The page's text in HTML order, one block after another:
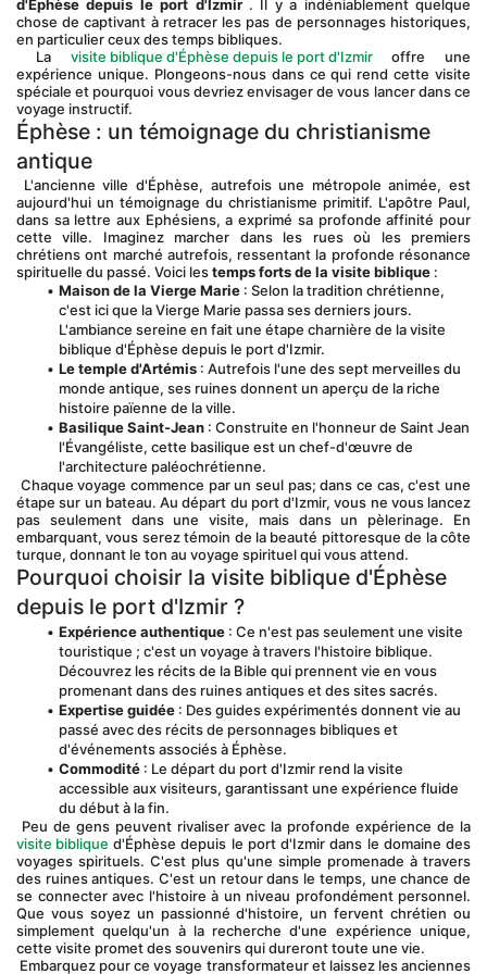
d'Ephèse depuis le port d'Izmir . Il y a indéniablement quelque
chose de captivant à retracer les pas de personnages historiques,
en particulier ceux des temps bibliques.
La visite biblique d'Éphèse depuis le port d'Izmir offre une
expérience unique. Plongeons-nous dans ce qui rend cette visite
spéciale et pourquoi vous devriez envisager de vous lancer dans ce
voyage instructif.
Éphèse : un témoignage du christianisme
antique
aujourd'hui un témoignage du christianisme primitif. L'apôtre Paul,
dans sa lettre aux Ephésiens, a exprimé sa profonde affinité pour
cette ville. Imaginez marcher dans les rues où les premiers
chrétiens ont marché autrefois, ressentant la profonde résonance
spirituelle du passé. Voici les temps forts de la visite biblique :
Maison de la Vierge Marie : Selon la tradition chrétienne,
c'est ici que la Vierge Marie passa ses derniers jours.
L'ambiance sereine en fait une étape charnière de la visite
biblique d'Éphèse depuis le port d'Izmir.
Le temple d'Artémis : Autrefois l'une des sept merveilles du
monde antique, ses ruines donnent un aperçu de la riche
histoire païenne de la ville.
Basilique Saint-Jean : Construite en l'honneur de Saint Jean
l'Évangéliste, cette basilique est un chef-d'œuvre de
l'architecture paléochrétienne.
étape sur un bateau. Au départ du port d'Izmir, vous ne vous lancez
pas seulement dans une visite, mais dans un pèlerinage. En
embarquant, vous serez témoin de la beauté pittoresque de la côte
turque, donnant le ton au voyage spirituel qui vous attend.
Pourquoi choisir la visite biblique d'Éphèse
depuis le port d'Izmir ?
Expérience authentique : Ce n'est pas seulement une visite
touristique ; c'est un voyage à travers l'histoire biblique.
Découvrez les récits de la Bible qui prennent vie en vous
promenant dans des ruines antiques et des sites sacrés.
Expertise guidée : Des guides expérimentés donnent vie au
passé avec des récits de personnages bibliques et
d'événements associés à Éphèse.
Commodité : Le départ du port d'Izmir rend la visite
accessible aux visiteurs, garantissant une expérience fluide
du début à la fin.
Peu de gens peuvent rivaliser avec la profonde expérience de la
visite biblique d'Éphèse depuis le port d'Izmir dans le domaine des
voyages spirituels. C'est plus qu'une simple promenade à travers
des ruines antiques. C'est un retour dans le temps, une chance de
se connecter avec l'histoire à un niveau profondément personnel.
Que vous soyez un passionné d'histoire, un fervent chrétien ou
simplement quelqu'un à la recherche d'une expérience unique,
cette visite promet des souvenirs qui dureront toute une vie.